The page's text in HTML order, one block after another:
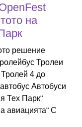
на
решение
Тролеи
4 до
Автобуси
Тех Парк“
авиацията“ С